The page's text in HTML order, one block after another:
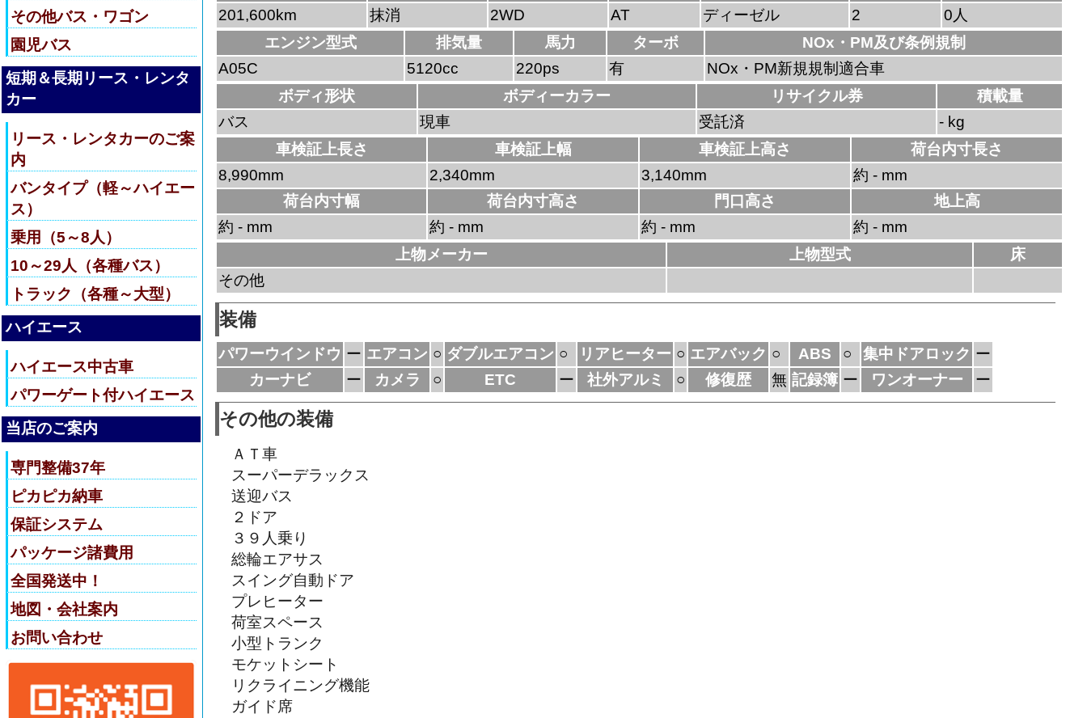
その他バス・ワゴン
園児バス
短期＆長期リース・レンタ
カー
リース・レンタカーのご案
内
バンタイプ（軽～ハイエー
ス）
乗用（5～8人）
10～29人（各種バス）
トラック（各種～大型）
ハイエース
ハイエース中古車
パワーゲート付ハイエース
当店のご案内
専門整備37年
ピカピカ納車
保証システム
パッケージ諸費用
全国発送中！
地図・会社案内
お問い合わせ
201,600km
抹消 2WD AT ディーゼル 2
0人
エンジン型式
排気量 馬力 ターボ
NOx・PM及び条例規制
A05C
5120cc 220ps 有
NOx・PM新規規制適合車
ボディ形状
ボディーカラー リサイクル券
積載量
バス
現車 受託済
- kg
車検証上長さ
車検証上幅 車検証上高さ
荷台内寸長さ
8,990mm
2,340mm 3,140mm
約 - mm
荷台内寸幅
荷台内寸高さ 門口高さ
地上高
約 - mm
約 - mm 約 - mm
約 - mm
上物メーカー
上物型式
床
その他
装備
パワーウインドウ ー エアコン ○ ダブルエアコン ○ リアヒーター ○ エアバック ○ ABS ○ 集中ドアロック ー
カーナビ
ー カメラ ○ ETC ー 社外アルミ ○ 修復歴 無 記録簿 ー ワンオーナー ー
その他の装備
ＡＴ車
スーパーデラックス
送迎バス
２ドア
３９人乗り
総輪エアサス
スイング自動ドア
プレヒーター
荷室スペース
小型トランク
モケットシート
リクライニング機能
ガイド席